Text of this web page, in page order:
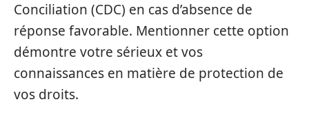
Conciliation (CDC) en cas d’absence de
réponse favorable. Mentionner cette option
démontre votre sérieux et vos
connaissances en matière de protection de
vos droits.